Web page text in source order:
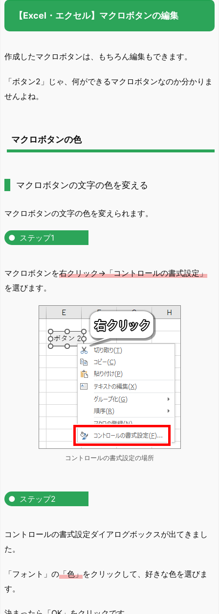
【Excel・エクセル】マクロボタンの編集
作成したマクロボタンは、もちろん編集もできます。
「ボタン2」じゃ、何ができるマクロボタンなのか分かりま
せんよね。
マクロボタンの色
マクロボタンの文字の色を変える
マクロボタンの文字の色を変えられます。
ステップ1
マクロボタンを右クリック→「コントロールの書式設定」
を選びます。
コントロールの書式設定の場所
ステップ2
コントロールの書式設定ダイアログボックスが出てきまし
た。
「フォント」の「色」をクリックして、好きな色を選びま
す。